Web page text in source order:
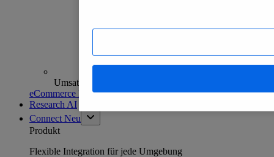
Umsatzanalysen und -prognosen
eCommerce Insights entdecken
Research AI
Connect Neu
Produkt
Flexible Integration für jede Umgebung